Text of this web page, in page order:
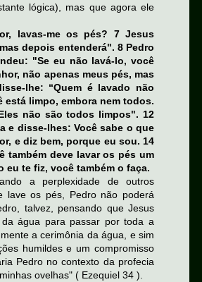
lógica), mas que agora ele
lavas-me os pés? 7 Jesus
depois entenderá". 8 Pedro
"Se eu não lavá-lo, você
não apenas meus pés, mas
lhe: “Quem é lavado não
limpo, embora nem todos.
não são todos limpos". 12
e disse-lhes: Você sabe o que
e diz bem, porque eu sou. 14
também deve lavar os pés um
eu te fiz, você também o faça.
a perplexidade de outros
lave os pés, Pedro não poderá
talvez, pensando que Jesus
água para passar por toda a
a cerimônia da água, e sim
humildes e um compromisso
Pedro no contexto da profecia
ovelhas" ( Ezequiel 34 ).